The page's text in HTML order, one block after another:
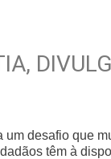
desafio que
têm à